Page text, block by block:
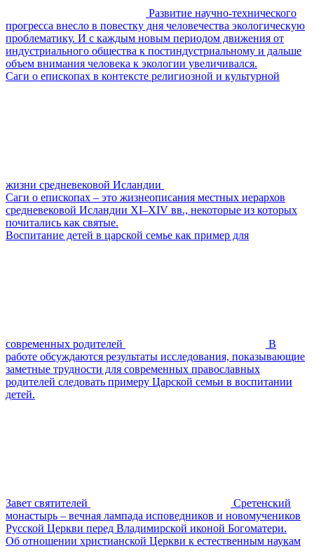
Развитие научно-технического
прогресса внесло в повестку дня человечества экологическую
проблематику. И с каждым новым периодом движения от
индустриального общества к постиндустриальному и дальше
объем внимания человека к экологии увеличивался.
Саги о епископах в контексте религиозной и культурной
жизни средневековой Исландии
Саги о епископах – это жизнеописания местных иерархов
средневековой Исландии XI–XIV вв., некоторые из которых
почитались как святые.
Воспитание детей в царской семье как пример для
современных родителей
В
работе обсуждаются результаты исследования, показывающие
заметные трудности для современных православных
родителей следовать примеру Царской семьи в воспитании
детей.
Завет святителей
Сретенский
монастырь – вечная лампада исповедников и новомучеников
Русской Церкви перед Владимирской иконой Богоматери.
Об отношении христианской Церкви к естественным наукам